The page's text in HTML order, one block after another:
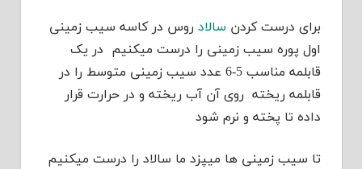
برای درست کردن سالاد روس در کاسه سیب زمینی
اول پوره سیب زمینی را درست میکنیم در یک
قابلمه مناسب 5-6 عدد سیب زمینی متوسط را در
قابلمه ریخته روی آن آب ریخته و در حرارت قرار
داده تا پخته و نرم شود
تا سیب زمینی ها میپزد ما سالاد را درست میکنیم